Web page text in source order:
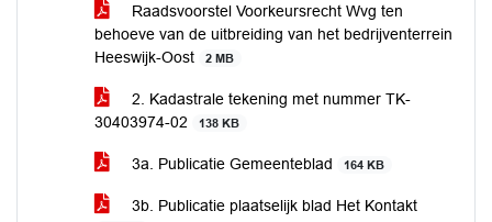
Raadsvoorstel Voorkeursrecht Wvg ten
behoeve van de uitbreiding van het bedrijventerrein
Heeswijk-Oost
2 MB
2. Kadastrale tekening met nummer TK-
30403974-02
138 KB
3a. Publicatie Gemeenteblad 164 KB
3b. Publicatie plaatselijk blad Het Kontakt